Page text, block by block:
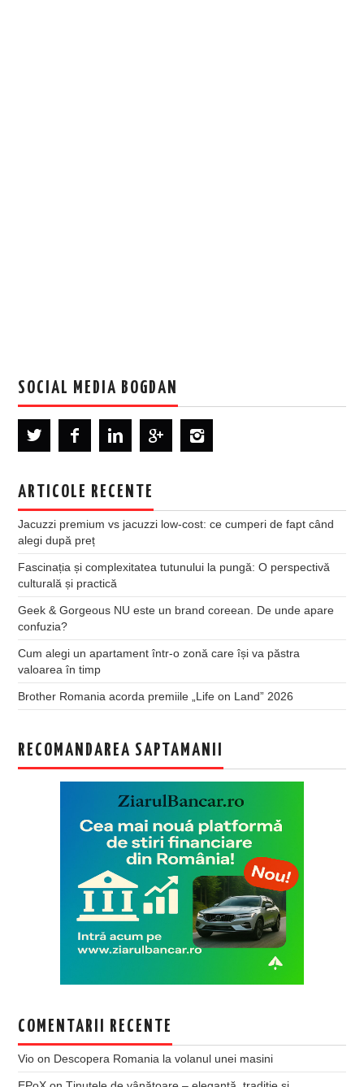
SOCIAL MEDIA BOGDAN
ARTICOLE RECENTE
Jacuzzi premium vs jacuzzi low-cost: ce cumperi de fapt când
alegi după preț
Fascinația și complexitatea tutunului la pungă: O perspectivă
culturală și practică
Geek & Gorgeous NU este un brand coreean. De unde apare
confuzia?
Cum alegi un apartament într-o zonă care își va păstra
valoarea în timp
Brother Romania acorda premiile „Life on Land” 2026
RECOMANDAREA SAPTAMANII
COMENTARII RECENTE
Vio on Descopera Romania la volanul unei masini